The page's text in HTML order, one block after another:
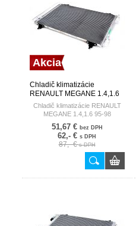
Akcia
Chladič klimatizácie
RENAULT MEGANE 1.4,1.6
95-98 HART
Chladič klimatizácie RENAULT
MEGANE 1.4,1.6 95-98
51,67 € bez DPH
62,- € s DPH
87,- €s DPH